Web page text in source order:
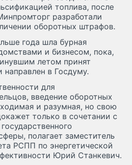
топлива, после
разработали
оборотных штрафов.
года шла бурная
и бизнесом, пока,
летом принят
в Госдуму.
для
введение оборотных
и разумная, но свою
только в сочетании с
полагает заместитель
РСПП по энергетической
Юрий Станкевич.